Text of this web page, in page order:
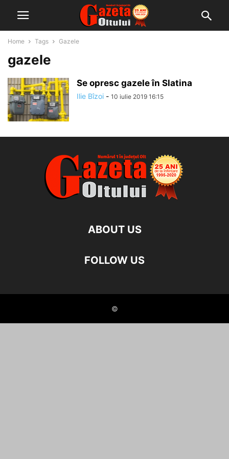
Home Tags Gazele
gazele
Se opresc gazele în Slatina
Ilie Bîzoi - 10 iulie 2019 16:15
ABOUT US
FOLLOW US
©